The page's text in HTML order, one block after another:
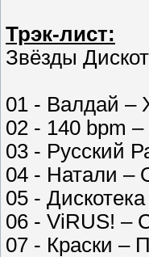
Трэк-лист:
Звёзды
01 - Валдай –
02 - 140 bpm –
03 - Русский
04 - Натали –
05 -
06 - ViRUS! –
07 - Краски –